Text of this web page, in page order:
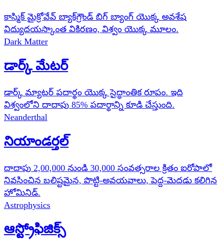
కాస్మిక్ మైక్రోవేవ్ బ్యాక్‌గ్రౌండ్ బిగ్ బ్యాంగ్ యొక్క అవశేష
విద్యుదయస్కాంత వికిరణం, విశ్వం యొక్క మూలం.
Dark Matter
డార్క్ మేటర్
డార్క్ మ్యాటర్ పదార్థం యొక్క సైద్ధాంతిక రూపం. ఇది
విశ్వంలోని దాదాపు 85% పదార్థాన్ని కూడి చేస్తుంది.
Neanderthal
నియాండర్తల్
దాదాపు 2,00,000 నుండి 30,000 సంవత్సరాల క్రితం ఐరోపాలో
నివసించిన బలిష్టమైన, పొట్టి-అవయవాలు, పెద్ద-మెదడు కలిగిన
హోమినిడ్.
Astrophysics
ఆస్ట్రోఫిజిక్స్